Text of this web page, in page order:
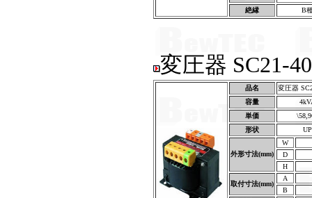
絶縁
B
変圧器 SC21-
品名
変圧器
容量
単価
形状
UP
外形寸法(mm)
W
D
H
取付寸法(mm)
A
B